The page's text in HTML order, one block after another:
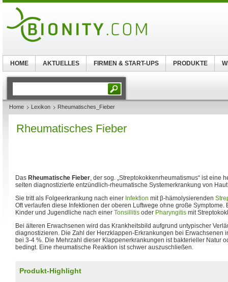
Home Lexikon Rheumatisches_Fieber
Rheumatisches Fieber
Das Rheumatische Fieber, der sog. „Streptokokkenrheumatismus“ ist eine
selten diagnostizierte entzündlich-rheumatische Systemerkrankung von
Sie tritt als Folgeerkrankung nach einer Infektion mit β-hämolysierenden
Oft verlaufen diese Infektionen der oberen Luftwege ohne große Symptome.
Kinder und Jugendliche nach einer Tonsillitis oder Pharyngitis mit
Bei älteren Erwachsenen wird das Krankheitsbild aufgrund untypischer
diagnostizieren. Die Zahl der Herzklappen-Erkrankungen bei Erwachsenen
bei 3-4 %. Die Mehrzahl dieser Klappenerkrankungen ist bakterieller Natur
bedingt. Eine rheumatische Reaktion ist schwer auszuschließen.
Produkt-Highlight
HOME AKTUELLES FIRMEN & START-UPS PRODUKTE